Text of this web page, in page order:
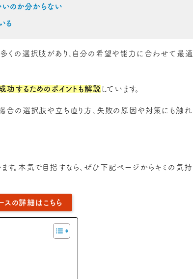
いのか分からない
る
多くの選択肢があり、自分の希望や能力に合わせて最適
功するためのポイントも解説 しています。
合の選択肢や立ち直り方、失敗の原因や対策にも触れ
す。本気で目指すなら、ぜひ下記ページからキミの気持
スの詳細はこちら